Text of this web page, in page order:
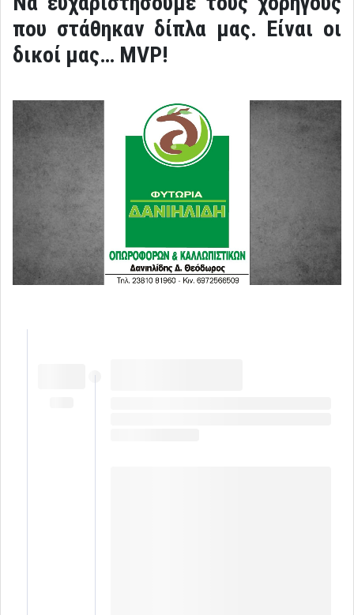
που στάθηκαν δίπλα μας. Είναι οι
δικοί μας… MVP!